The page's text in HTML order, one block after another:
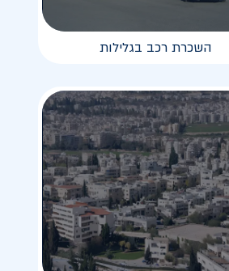
השכרת רכב בגלילות